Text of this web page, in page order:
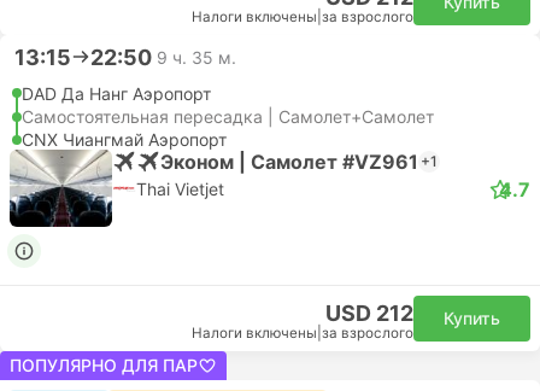
Налоги включены за взрослого
13:15 22:50 9 ч. 35 м.
DAD Да Нанг Аэропорт
Самостоятельная пересадка | Самолет+Самолет
CNX Чиангмай Аэропорт
Эконом | Самолет #VZ961 +1
Thai Vietjet 4.7
USD 212
Налоги включены за взрослого
Купить
ПОПУЛЯРНО ДЛЯ ПАР